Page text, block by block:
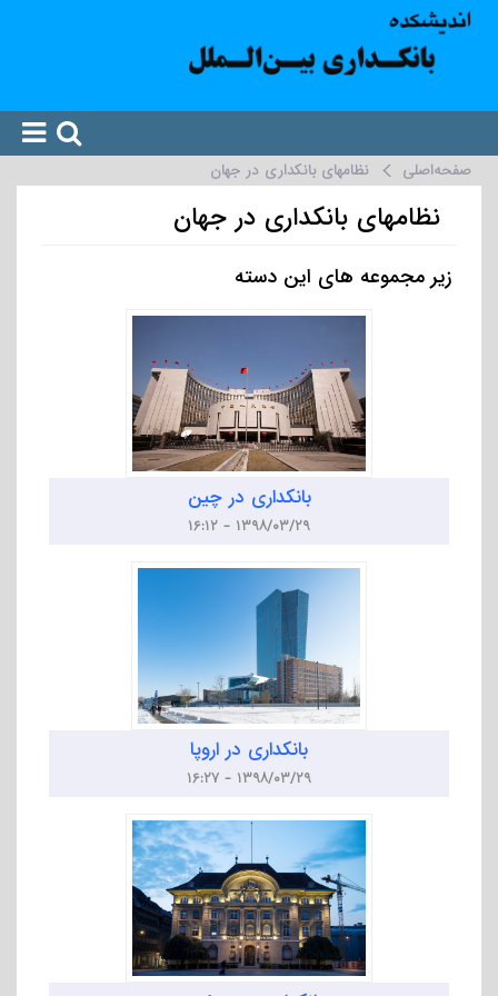
صفحه‌اصلی نظامهای بانکداری در جهان
نظامهای بانکداری در جهان
زیر مجموعه های این دسته
بانکداری در چین
۱۳۹۸/۰۳/۲۹ - ۱۶:۱۲
بانکداری در اروپا
۱۳۹۸/۰۳/۲۹ - ۱۶:۲۷